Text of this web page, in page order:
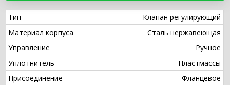
Тип
Клапан регулирующий
Материал корпуса
Сталь нержавеющая
Управление
Ручное
Уплотнитель
Пластмассы
Присоединение
Фланцевое